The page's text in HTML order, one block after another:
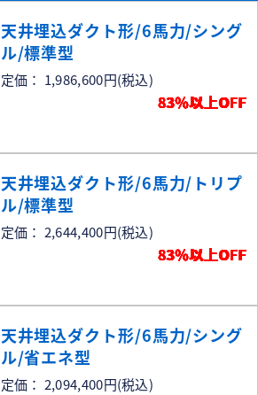
天井埋込ダクト形/6馬力/シング
ル/標準型
定価： 1,986,600円(税込)
83％以上OFF
天井埋込ダクト形/6馬力/トリプ
ル/標準型
定価： 2,644,400円(税込)
83％以上OFF
天井埋込ダクト形/6馬力/シング
ル/省エネ型
定価： 2,094,400円(税込)